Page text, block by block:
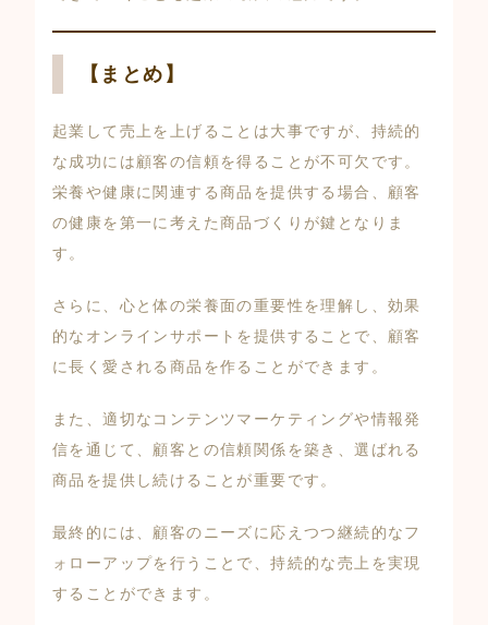
【まとめ】
起業して売上を上げることは大事ですが、持続的
な成功には顧客の信頼を得ることが不可欠です。
栄養や健康に関連する商品を提供する場合、顧客
の健康を第一に考えた商品づくりが鍵となりま
す。
さらに、心と体の栄養面の重要性を理解し、効果
的なオンラインサポートを提供することで、顧客
に長く愛される商品を作ることができます。
また、適切なコンテンツマーケティングや情報発
信を通じて、顧客との信頼関係を築き、選ばれる
商品を提供し続けることが重要です。
最終的には、顧客のニーズに応えつつ継続的なフ
ォローアップを行うことで、持続的な売上を実現
することができます。